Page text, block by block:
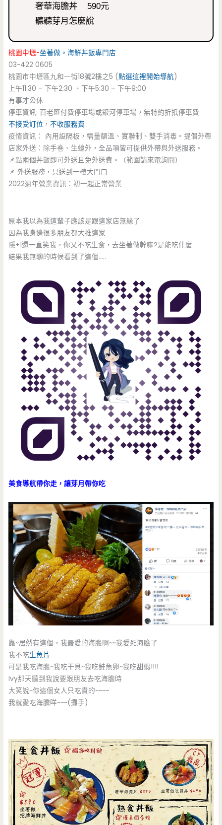
奢華海膽丼 590元
聽聽芽月怎麼說
桃園中壢-坐著做。海鮮丼飯專門店
03-422 0605
桃園市中壢區九和一街18號2樓之5 (點選這裡開始導航)
上午11:30 – 下午2:30 、下午5:30 – 下午9:00
有事才公休
停車資訊: 百老匯付費停車場或銀河停車場，無特約折扺停車費
不接受訂位 ，不收服務費
疫情資訊： 內用設隔板，需量額溫、實聯制、雙手消毒。提倡外帶
店家外送：除手卷、生蠔外，全品項皆可提供外帶與外送服務。
📌點兩個丼飯即可外送且免外送費。（範圍請來電詢問）
📌 外送服務，只送到一樓大門口
2022過年營業資訊：初一起正常營業
原本我以為我這輩子應該是跟這家店無緣了
因為我身邊很多朋友都大推這家
隱+1還一直笑我，你又不吃生食，去坐著做幹嘛?是能吃什麼
結果我無聊的時候看到了這個…..
美食導航帶你走，讓芽月帶你吃
靠~居然有這個，我最愛的海膽啊~~我愛死海膽了
我不吃生魚片
可是我吃海膽~我吃干貝~我吃鮭魚卵~我吃甜蝦!!!!
Ivy那天聽到我說要跟朋友去吃海膽時
大笑說~你這個女人只吃貴的~~~~
我就愛吃海膽咩~~~(攤手)